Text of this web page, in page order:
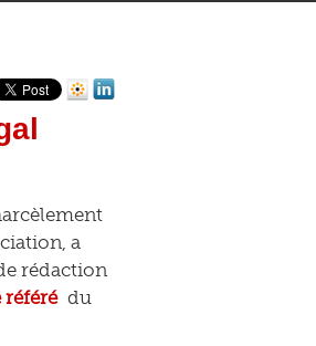
a
rédaction
référé du